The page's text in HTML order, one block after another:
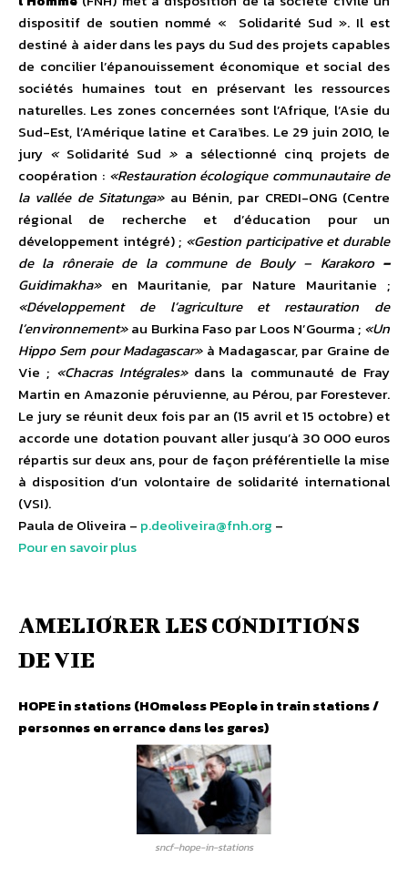
dispositif de soutien nommé « Solidarité Sud ». Il est
destiné à aider dans les pays du Sud des projets capables
de concilier l’épanouissement économique et social des
sociétés humaines tout en préservant les ressources
naturelles. Les zones concernées sont l’Afrique, l’Asie du
Sud-Est, l’Amérique latine et Caraïbes. Le 29 juin 2010, le
jury « Solidarité Sud »a sélectionné cinq projets de
coopération : «Restauration écologique communautaire de
la vallée de Sitatunga»au Bénin, par CREDI-ONG (Centre
régional de recherche et d’éducation pour un
développement intégré) ; «Gestion participative et durable
de la rôneraie de la commune de Bouly – Karakoro–
Guidimakha»en Mauritanie, par Nature Mauritanie ;
«Développement de l’agriculture et restauration de
l’environnement»au Burkina Faso par Loos N’Gourma ; «Un
Hippo Sem pour Madagascar»à Madagascar, par Graine de
Vie ; «Chacras Intégrales»dans la communauté de Fray
Martin en Amazonie péruvienne, au Pérou, par Forestever.
Le jury se réunit deux fois par an (15 avril et 15 octobre) et
accorde une dotation pouvant aller jusqu’à 30 000 euros
répartis sur deux ans, pour de façon préférentielle la mise
à disposition d’un volontaire de solidarité international
(VSI).
Paula de Oliveira – p.deoliveira@fnh.org –
Pour en savoir plus
AMELIORER LES CONDITIONS
DE VIE
HOPE in stations (HOmeless PEople in train stations /
personnes en errance dans les gares)
sncf–hope-in-stations